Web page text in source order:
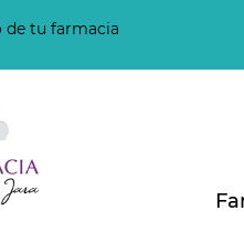
de tu farmacia